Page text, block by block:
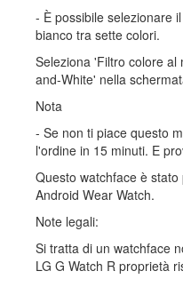
- È possibile selezionare
bianco tra sette colori.
Seleziona 'Filtro colore al
and-White' nella
Nota
- Se non ti piace questo
l'ordine in 15 minuti. E
Questo watchface è
Android Wear Watch.
Note legali:
Si tratta di un watchface
LG G Watch R proprietà